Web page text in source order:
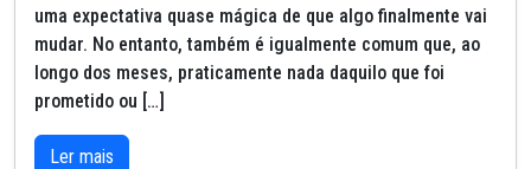
uma expectativa quase mágica de que algo finalmente vai
mudar. No entanto, também é igualmente comum que, ao
longo dos meses, praticamente nada daquilo que foi
prometido ou […]
Ler mais